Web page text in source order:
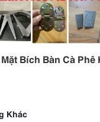
Bích Bàn Cà Phê
Khác